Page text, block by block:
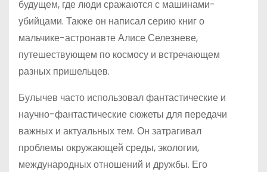
будущем, где люди сражаются с машинами-
убийцами. Также он написал серию книг о
мальчике-астронавте Алисе Селезневе,
путешествующем по космосу и встречающем
разных пришельцев.
Булычев часто использовал фантастические и
научно-фантастические сюжеты для передачи
важных и актуальных тем. Он затрагивал
проблемы окружающей среды, экологии,
международных отношений и дружбы. Его